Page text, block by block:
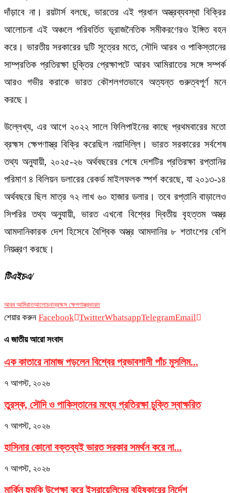
দাঁড়াবে না। রয়টার্স বলছে, ভারতের এই প্রধান অস্ত্রব্যবস্থা বিক্রির
আলোচনা এই অঞ্চলে পরিবর্তিত ভূরাজনৈতিক সমীকরণেরও ইঙ্গিত বহন
করে। ভারতীয় সরকারের দুটি সূত্রের মতে, সৌদি আরব ও পাকিস্তানের
সাম্প্রতিক প্রতিরক্ষা চুক্তির প্রেক্ষাপটে আরব আমিরাতের সঙ্গে সম্পর্ক
আরও গভীর করাকে ভারত কৌশলগতভাবে অত্যন্ত গুরুত্বপূর্ণ মনে
করছে।
উল্লেখ্য, এর আগে ২০২২ সালে ফিলিপাইনের কাছে প্রথমবারের মতো
ব্রহ্মস ক্ষেপণাস্ত্র বিক্রি করেছিল নয়াদিল্লি। ভারত সরকারের সর্বশেষ
তথ্য অনুযায়ী, ২০২৫-২৬ অর্থবছরের শেষে দেশটির প্রতিরক্ষা রপ্তানির
পরিমাণ ৪ বিলিয়ন ডলারের রেকর্ড মাইলফলক স্পর্শ করেছে, যা ২০১৩-১৪
অর্থবছরে ছিল মাত্র ৭২ লাখ ৬০ হাজার ডলার। তবে রপ্তানি বাড়ালেও
সিপরির তথ্য অনুযায়ী, ভারত এখনো বিশ্বের দ্বিতীয় বৃহত্তম অস্ত্র
আমদানিকারক দেশ হিসেবে বৈশ্বিক অস্ত্র আমদানির ৮ শতাংশের বেশি
নিয়ন্ত্রণ করছে।
টিএইচএ/
আরব আমিরাতআলোচনাব্রহ্মস ক্ষেপণাস্ত্রভারত
শেয়ার করুন Facebook TwitterWhatsappTelegramEmail
এ জাতীয় আরো সংবাদ
এক কাতারে নামাজ পড়লেন বিশ্বের প্রভাবশালী পাঁচ মুসলিম...
৭ আগস্ট, ২০২৬
তুরস্ক, সৌদি ও পাকিস্তানের মধ্যে প্রতিরক্ষা চুক্তি স্বাক্ষরিত
৭ আগস্ট, ২০২৬
হাসিনার কোনো বক্তব্যই ভারত সরকার সমর্থন করে না...
৭ আগস্ট, ২০২৬
মার্কিন হুমকি উপেক্ষা করে ইসরায়েলিদের বহিষ্কারের নির্দেশ